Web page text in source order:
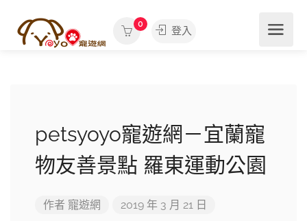
0
登入
petsyoyo寵遊網－宜蘭寵
物友善景點 羅東運動公園
作者 寵遊網 2019 年 3 月 21 日